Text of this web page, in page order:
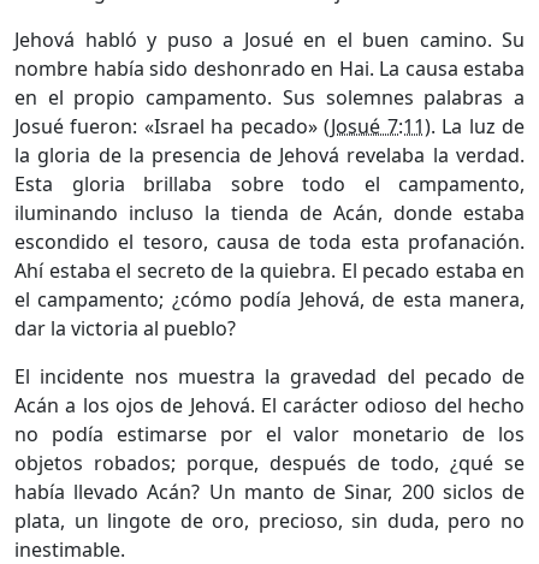
Jehová habló y puso a Josué en el buen camino. Su
nombre había sido deshonrado en Hai. La causa estaba
en el propio campamento. Sus solemnes palabras a
Josué fueron: «Israel ha pecado» (Josué 7:11). La luz de
la gloria de la presencia de Jehová revelaba la verdad.
Esta gloria brillaba sobre todo el campamento,
iluminando incluso la tienda de Acán, donde estaba
escondido el tesoro, causa de toda esta profanación.
Ahí estaba el secreto de la quiebra. El pecado estaba en
el campamento; ¿cómo podía Jehová, de esta manera,
dar la victoria al pueblo?
El incidente nos muestra la gravedad del pecado de
Acán a los ojos de Jehová. El carácter odioso del hecho
no podía estimarse por el valor monetario de los
objetos robados; porque, después de todo, ¿qué se
había llevado Acán? Un manto de Sinar, 200 siclos de
plata, un lingote de oro, precioso, sin duda, pero no
inestimable.